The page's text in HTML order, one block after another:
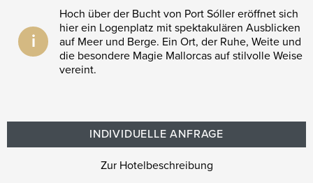
i
Hoch über der Bucht von Port Sóller eröffnet sich
hier ein Logenplatz mit spektakulären Ausblicken
auf Meer und Berge. Ein Ort, der Ruhe, Weite und
die besondere Magie Mallorcas auf stilvolle Weise
vereint.
INDIVIDUELLE ANFRAGE
Zur Hotelbeschreibung